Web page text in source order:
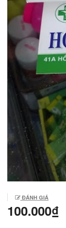
ĐÁNH GIÁ
100.000₫